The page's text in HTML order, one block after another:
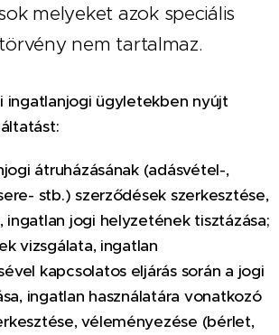
melyeket azok speciális
nem tartalmaz.
ingatlanjogi ügyletekben nyújt
i átruházásának (adásvétel-,
stb.) szerződések szerkesztése,
ingatlan jogi helyzetének tisztázása;
vizsgálata, ingatlan
kapcsolatos eljárás során a jogi
ingatlan használatára vonatkozó
véleményezése (bérlet,